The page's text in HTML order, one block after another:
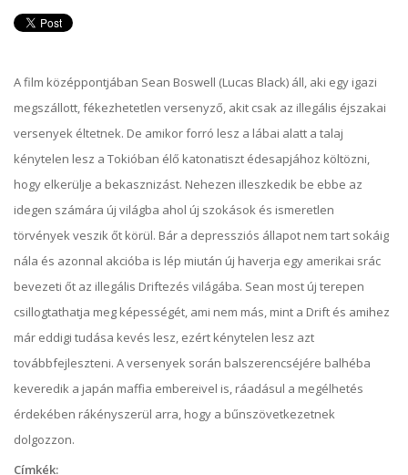
A film középpontjában Sean Boswell (Lucas Black) áll, aki egy igazi
megszállott, fékezhetetlen versenyző, akit csak az illegális éjszakai
versenyek éltetnek. De amikor forró lesz a lábai alatt a talaj
kénytelen lesz a Tokióban élő katonatiszt édesapjához költözni,
hogy elkerülje a bekasznizást. Nehezen illeszkedik be ebbe az
idegen számára új világba ahol új szokások és ismeretlen
törvények veszik őt körül. Bár a depressziós állapot nem tart sokáig
nála és azonnal akcióba is lép miután új haverja egy amerikai srác
bevezeti őt az illegális Driftezés világába. Sean most új terepen
csillogtathatja meg képességét, ami nem más, mint a Drift és amihez
már eddigi tudása kevés lesz, ezért kénytelen lesz azt
továbbfejleszteni. A versenyek során balszerencséjére balhéba
keveredik a japán maffia embereivel is, ráadásul a megélhetés
érdekében rákényszerül arra, hogy a bűnszövetkezetnek
dolgozzon.
Címkék: